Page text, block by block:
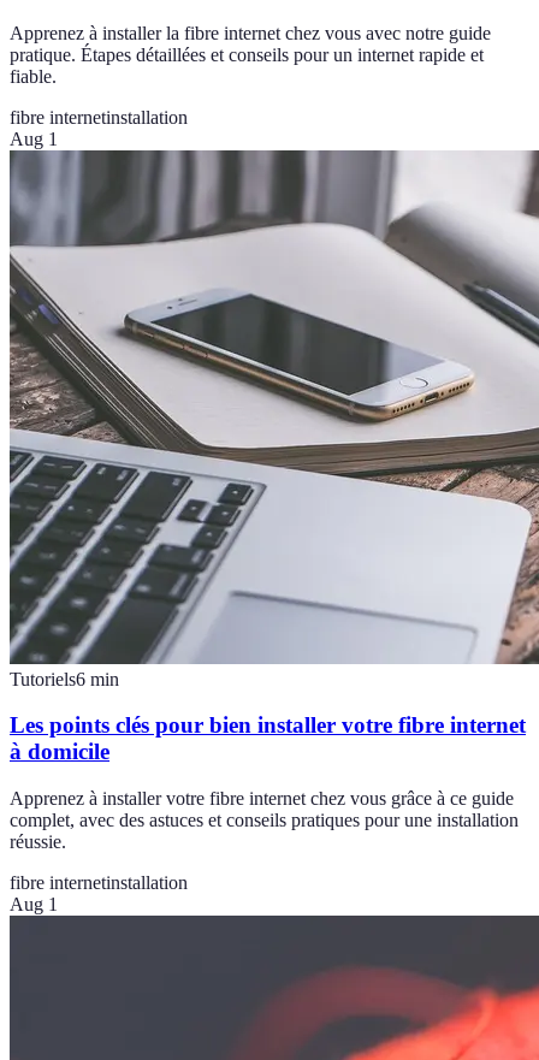
Apprenez à installer la fibre internet chez vous avec notre guide
pratique. Étapes détaillées et conseils pour un internet rapide et
fiable.
fibre internetinstallation
Aug 1
Tutoriels6 min
Les points clés pour bien installer votre fibre internet
à domicile
Apprenez à installer votre fibre internet chez vous grâce à ce guide
complet, avec des astuces et conseils pratiques pour une installation
réussie.
fibre internetinstallation
Aug 1